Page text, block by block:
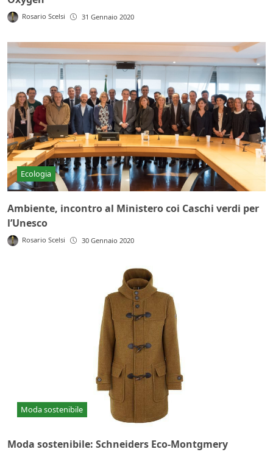
Rosario Scelsi 31 Gennaio 2020
Ecologia
Ambiente, incontro al Ministero coi Caschi verdi per
l’Unesco
Rosario Scelsi 30 Gennaio 2020
Moda sostenibile
Moda sostenibile: Schneiders Eco-Montgmery